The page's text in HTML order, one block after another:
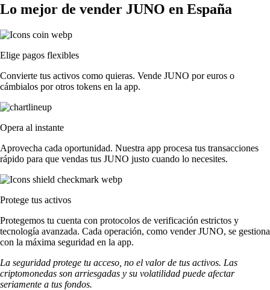
Lo mejor de vender JUNO en España
Elige pagos flexibles
Convierte tus activos como quieras. Vende JUNO por euros o
cámbialos por otros tokens en la app.
Opera al instante
Aprovecha cada oportunidad. Nuestra app procesa tus transacciones
rápido para que vendas tus JUNO justo cuando lo necesites.
Protege tus activos
Protegemos tu cuenta con protocolos de verificación estrictos y
tecnología avanzada. Cada operación, como vender JUNO, se gestiona
con la máxima seguridad en la app.
La seguridad protege tu acceso, no el valor de tus activos. Las
criptomonedas son arriesgadas y su volatilidad puede afectar
seriamente a tus fondos.